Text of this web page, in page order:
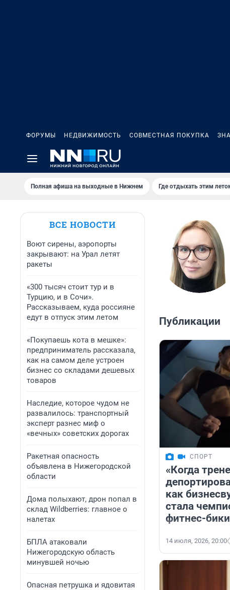
ФОРУМЫ НЕДВИЖИМОСТЬ СОВМЕСТНАЯ ПОКУПКА
Полная афиша на выходные в Нижнем Где отдыхать этим
ВСЕ НОВОСТИ
Воют сирены, аэропорты
закрывают: на Урал летят
ракеты
«300 тысяч стоит тур и в
Турцию, и в Сочи».
Рассказываем, куда россияне
едут в отпуск этим летом
«Покупаешь кота в мешке»:
предприниматель рассказала,
как на самом деле устроен
бизнес со складами дешевых
товаров
Наследие, которое чудом не
развалилось: транспортный
эксперт разнес миф о
«вечных» советских дорогах
Ракетная опасность
объявлена в Нижегородской
области
Дома полыхают, дрон попал в
склад Wildberries: главное о
налетах
БПЛА атаковали
Нижегородскую область
минувшей ночью
Опасная петрушка и ядовитая
Публикации
СПОРТ
«Когда
как
стала
фитнес-
14 июля, 2026, 20:00